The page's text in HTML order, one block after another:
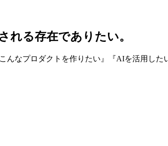
れる存在でありたい。
なプロダクトを作りたい』『AIを活用し